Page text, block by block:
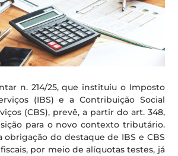
n. 214/25, que instituiu o Imposto
(IBS) e a Contribuição Social
(CBS), prevê, a partir do art. 348,
para o novo contexto tributário.
obrigação do destaque de IBS e CBS
por meio de alíquotas testes, já